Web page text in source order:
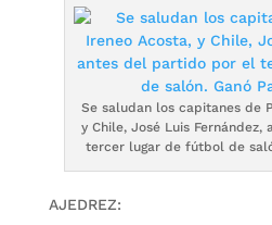
Se saludan los capitanes de
y Chile, José Luis
tercer lugar de fútbol de
AJEDREZ: